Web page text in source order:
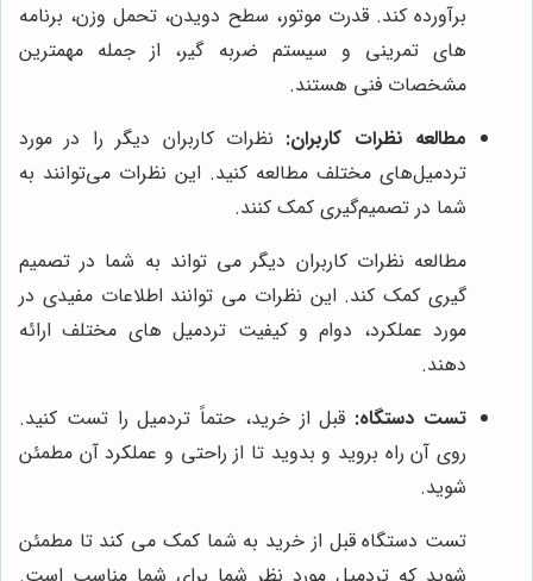
برآورده کند. قدرت موتور، سطح دویدن، تحمل وزن، برنامه
های تمرینی و سیستم ضربه گیر، از جمله مهمترین
مشخصات فنی هستند.
مطالعه نظرات کاربران: نظرات کاربران دیگر را در مورد
تردمیل‌های مختلف مطالعه کنید. این نظرات می‌توانند به
شما در تصمیم‌گیری کمک کنند.
مطالعه نظرات کاربران دیگر می تواند به شما در تصمیم
گیری کمک کند. این نظرات می توانند اطلاعات مفیدی در
مورد عملکرد، دوام و کیفیت تردمیل های مختلف ارائه
دهند.
تست دستگاه: قبل از خرید، حتماً تردمیل را تست کنید.
روی آن راه بروید و بدوید تا از راحتی و عملکرد آن مطمئن
شوید.
تست دستگاه قبل از خرید به شما کمک می کند تا مطمئن